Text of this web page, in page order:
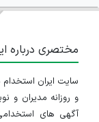
مختصری درباره
و روزانه مدیران
آگهی های